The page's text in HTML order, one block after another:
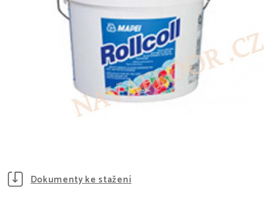
Dokumenty ke stažení